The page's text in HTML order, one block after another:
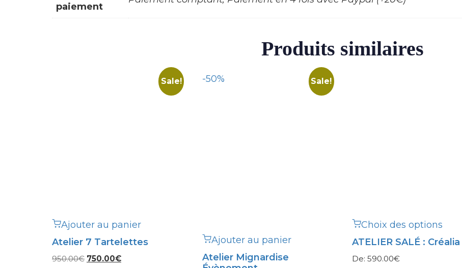
paiement
Produits similaires
Sale!
Ajouter au panier
Atelier 7 Tartelettes
950.00€ Le
750.00€Le
Sale!
-50%
Ajouter au panier
Atelier Mignardise
Choix des options
ATELIER SALÉ : Créalia
De:590.00€